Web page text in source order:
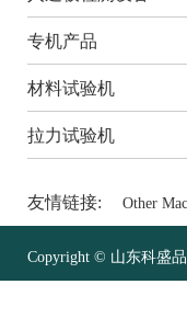
专机产品
材料试验机
拉力试验机
友情链接: Other
Copyright © 山东科盛